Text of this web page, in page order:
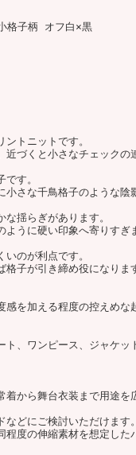
格子柄 オフ白×黒
トニットです。
づくと小さなチェックの
す。
さな千鳥格子のような陰
揺らぎがあります。
うに硬い印象へ寄りすぎ
のが利点です。
子が引き締め役になりま
を加える程度の控えめな
、ワンピース、ジャケッ
から舞台衣装まで用途を
どにご検討いただけます。
度の伸縮素材を想定した